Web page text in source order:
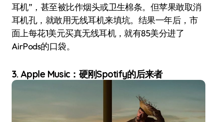
耳机”，甚至被比作烟头或卫生棉条。但苹果敢取消
耳机孔，就敢用无线耳机来填坑。结果一年后，市
面上每花1美元买真无线耳机，就有85美分进了
AirPods的口袋。
3. Apple Music：硬刚Spotify的后来者